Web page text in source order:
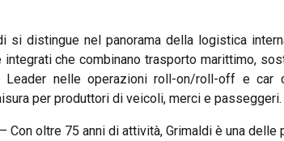
si distingue nel panorama della logistica
che combinano trasporto marittimo,
nelle operazioni roll-on/roll-off e car
per produttori di veicoli, merci e passeggeri.
– Con oltre 75 anni di attività, Grimaldi è una delle